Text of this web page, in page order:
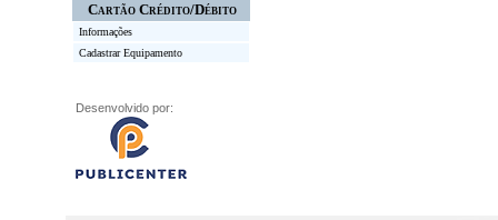
Cartão Crédito/Débito
Informações
Cadastrar Equipamento
Desenvolvido por: